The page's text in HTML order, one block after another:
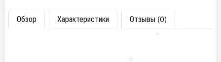
Обзор Характеристики Отзывы (0)